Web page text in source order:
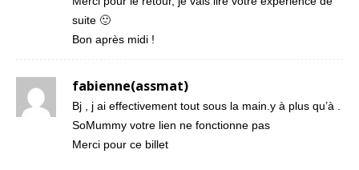
suite 🙂
Bon après midi !
fabienne(assmat)
Bj , j ai effectivement tout sous la main.y à plus qu’à .
SoMummy votre lien ne fonctionne pas
Merci pour ce billet